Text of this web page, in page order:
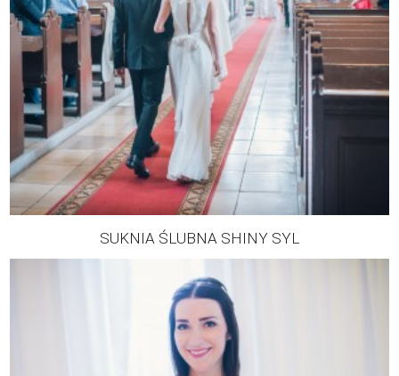
SUKNIA ŚLUBNA SHINY SYL